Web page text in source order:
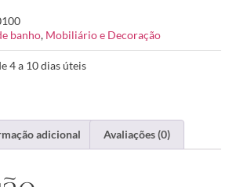
banho, Mobiliário e Decoração
4 a 10 dias úteis
adicional Avaliações (0)